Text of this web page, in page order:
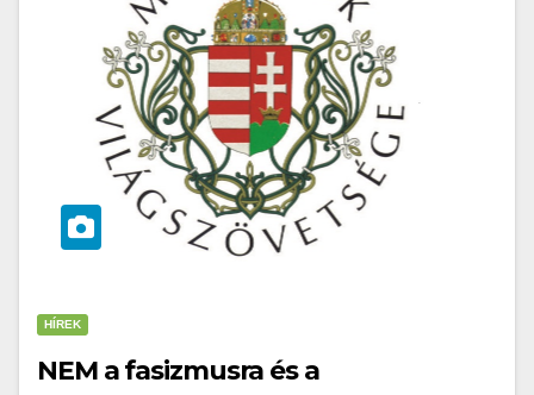
HÍREK
NEM a fasizmusra és a